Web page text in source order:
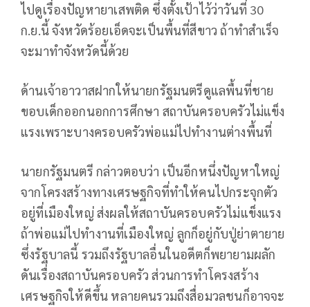
ไปดูเรื่องปัญหายาเสพติด ซึ่งตั้งเป้าไว้ว่าวันที่ 30
ก.ย.นี้ จังหวัดร้อยเอ็ดจะเป็นพื้นที่สีขาว ถ้าทำสำเร็จ
จะมาทำจังหวัดนี้ด้วย
ด้านเจ้าอาวาสฝากให้นายกรัฐมนตรีดูแลพื้นที่ชาย
ขอบเด็กออกนอกการศึกษา สถาบันครอบครัวไม่แข็ง
แรงเพราะบางครอบครัวพ่อแม่ไปทำงานต่างพื้นที่
นายกรัฐมนตรี กล่าวตอบว่า เป็นอีกหนึ่งปัญหาใหญ่
จากโครงสร้างทางเศรษฐกิจที่ทำให้คนไปกระจุกตัว
อยู่ที่เมืองใหญ่ ส่งผลให้สถาบันครอบครัวไม่แข็งแรง
ถ้าพ่อแม่ไปทำงานที่เมืองใหญ่ ลูกก็อยู่กับปู่ย่าตายาย
ซึ่งรัฐบาลนี้ รวมถึงรัฐบาลอื่นในอดีตก็พยายามผลัก
ดันเรื่องสถาบันครอบครัว ส่วนการทำโครงสร้าง
เศรษฐกิจให้ดีขึ้น หลายคนรวมถึงสื่อมวลชนก็อาจจะ